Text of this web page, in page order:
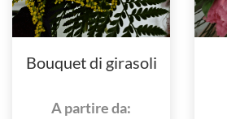
Bouquet di girasoli
A partire da: